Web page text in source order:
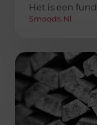
Het is een
Smoods.nl